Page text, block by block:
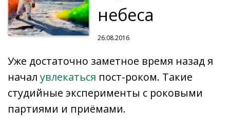
небеса
26.08.2016
Уже достаточно заметное время назад я
начал увлекаться пост-роком. Такие
студийные эксперименты с роковыми
партиями и приёмами.